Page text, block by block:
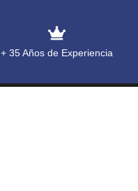
+ 35 Años de Experiencia